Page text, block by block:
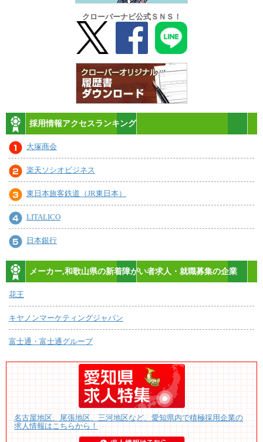
クローバーナビ公式ＳＮＳ！
採用情報アクセスランキング
大塚商会
楽天ソシオビジネス
東日本旅客鉄道（JR東日本）
LITALICO
日本銀行
メーカー,和歌山県の新着障がい者求人・就職募集の企業
花王
キヤノンマーケティングジャパン
富士通・富士通グループ
名古屋地区、尾張地区、三河地区など、愛知県内で積極採用企業の
求人情報はこちらから！